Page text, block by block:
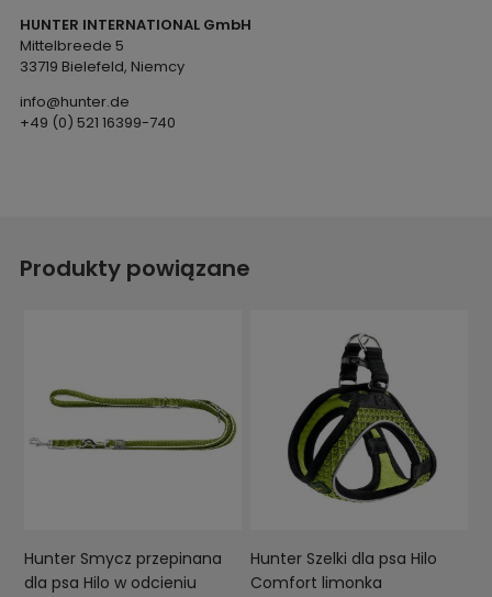
HUNTER INTERNATIONAL GmbH
Mittelbreede 5
33719 Bielefeld, Niemcy
info@hunter.de
+49 (0) 521 16399-740
Produkty powiązane
Hunter Smycz przepinana
dla psa Hilo w odcieniu
Hunter Szelki dla psa Hilo
Comfort limonka